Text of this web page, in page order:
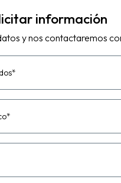
información
y nos contactaremos